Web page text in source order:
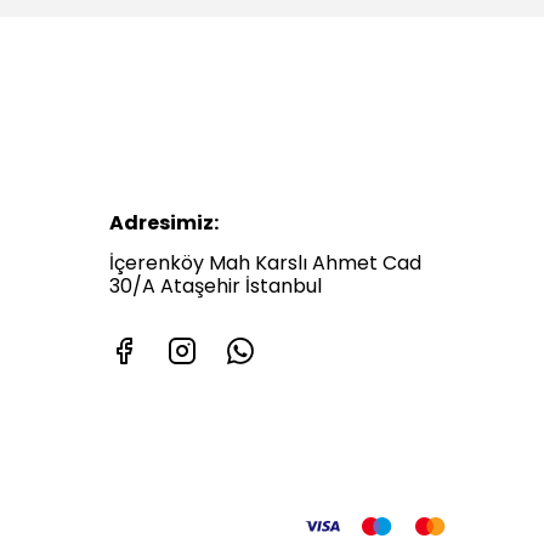
Adresimiz:
İçerenköy Mah Karslı Ahmet Cad
30/A Ataşehir İstanbul